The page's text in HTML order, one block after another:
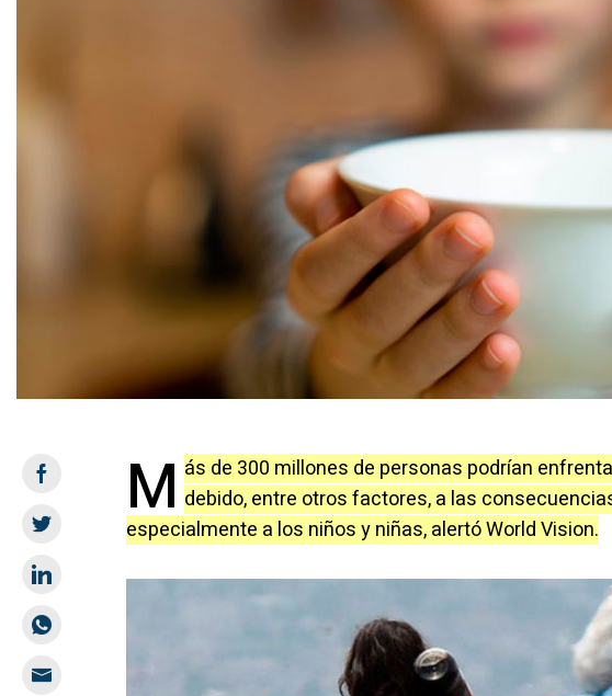
M ás de 300 millones de personas podrían
debido, entre otros factores, a las
especialmente a los niños y niñas, alertó World Vision.